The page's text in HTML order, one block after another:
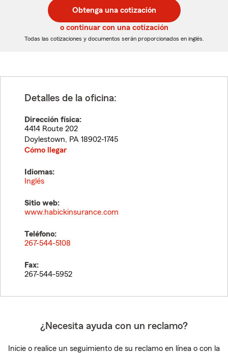
de
5
dígitos
de
5
dígitos
Obtenga una cotización
o continuar con una cotización
Todas las cotizaciones y documentos serán proporcionados en inglés.
Detalles de la oficina:
Dirección física:
4414 Route 202
Doylestown, PA 18902-1745
Cómo llegar
Idiomas:
Inglés
Sitio web:
www.habickinsurance.com
Teléfono:
267-544-5108
Fax:
267-544-5952
¿Necesita ayuda con un reclamo?
Inicie o realice un seguimiento de su reclamo en línea o con la